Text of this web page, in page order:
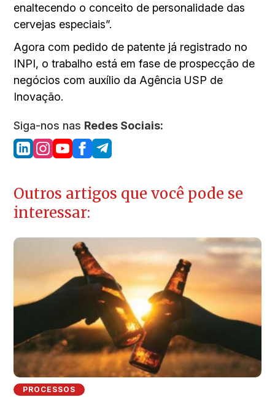
enaltecendo o conceito de personalidade das
cervejas especiais”.
Agora com pedido de patente já registrado no
INPI, o trabalho está em fase de prospecção de
negócios com auxílio da Agência USP de
Inovação.
Siga-nos nas Redes Sociais:
Outros artigos que você pode se
interessar:
PROCESSOS